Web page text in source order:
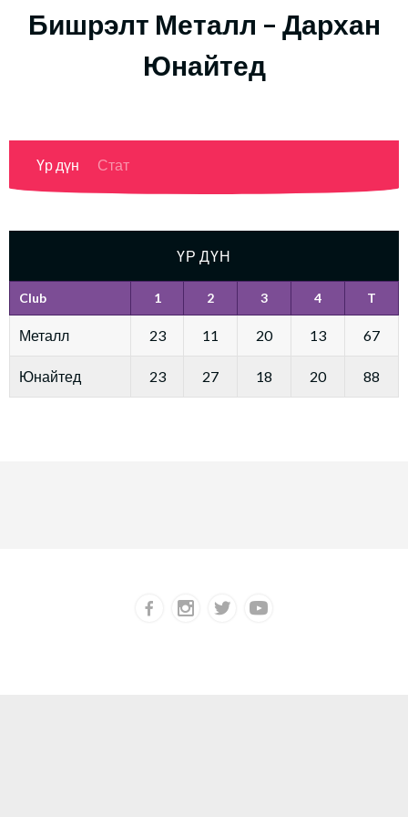
Бишрэлт Металл – Дархан
Юнайтед
Үр дүн Стат
ҮР ДҮН
Club 1 2 3 4 T
Металл 23 11 20 13 67
Юнайтед 23 27 18 20 88